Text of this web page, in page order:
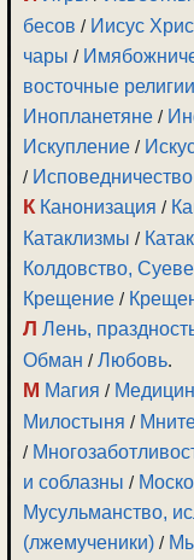
бесов / Иисус
чары /
восточные религии
Инопланетяне /
Искупление /
/ Исповедничество
К Канонизация /
Катаклизмы /
Колдовство,
Крещение /
Л Лень,
Обман /Любовь.
М Магия /
Милостыня /
/
и соблазны /
Мусульманство,
(лжемученики) /